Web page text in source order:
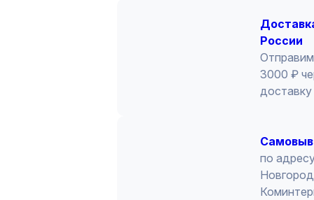
России
3000 ₽
по